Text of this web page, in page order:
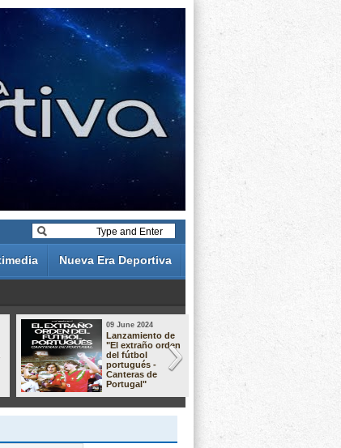
Nueva Era Deportiva
09 June 2024
Lanzamiento de
"El extraño orden
del fútbol
portugués -
Canteras de
Portugal"
19 May 2024
Análisis de
Liga
23/24: